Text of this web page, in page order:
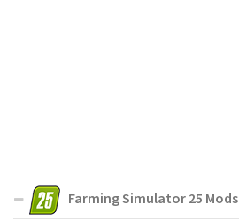
Farming Simulator 25 Mods